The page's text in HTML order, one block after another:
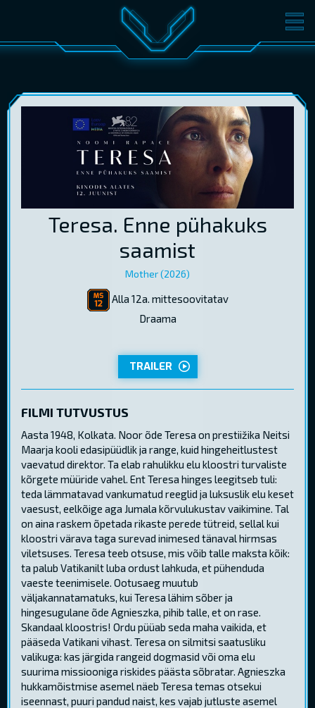
FILMID PILETID
KONVERENTS V-KLUBI
KINKEKAARDID
RUS
Teresa. Enne pühakuks
saamist
Mother (2026)
Alla 12a. mittesoovitatav
Draama
TRAILER
FILMI TUTVUSTUS
Aasta 1948, Kolkata. Noor õde Teresa on prestiižika Neitsi
Maarja kooli edasipüüdlik ja range, kuid hingeheitlustest
vaevatud direktor. Ta elab rahulikku elu kloostri turvaliste
kõrgete müüride vahel. Ent Teresa hinges leegitseb tuli:
teda lämmatavad vankumatud reeglid ja luksuslik elu keset
vaesust, eelkõige aga Jumala kõrvulukustav vaikimine. Tal
on aina raskem õpetada rikaste perede tütreid, sellal kui
kloostri värava taga surevad inimesed tänaval hirmsas
viletsuses. Teresa teeb otsuse, mis võib talle maksta kõik:
ta palub Vatikanilt luba ordust lahkuda, et pühenduda
vaeste teenimisele. Ootusaeg muutub
väljakannatamatuks, kui Teresa lähim sõber ja
hingesugulane õde Agnieszka, pihib talle, et on rase.
Skandaal kloostris! Ordu püüab seda maha vaikida, et
pääseda Vatikani vihast. Teresa on silmitsi saatusliku
valikuga: kas järgida rangeid dogmasid või oma elu
suurima missiooniga riskides päästa sõbratar. Agnieszka
hukkamõistmise asemel näeb Teresa temas otsekui
iseennast, puuri pandud naist, kes vajab jutluste asemel